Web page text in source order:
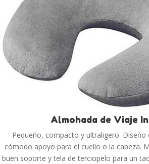
Almohada de Viaje
Pequeño, compacto y ultraligero.
cómodo apoyo para el cuello o la cabeza.
buen soporte y tela de terciopelo para un